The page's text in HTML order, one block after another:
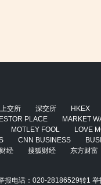
上交所 深交所 HKEX
PLACE MARKET
MOTLEY FOOL LOVE
CNN BUSINESS
经 搜狐财经 东方财富
报电话：020-28186529转1